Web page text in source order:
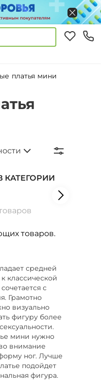
платья мини
товаров.
средней
классической
с
Грамотно
визуально
фигуру более
мини нужно
внимание
ног. Лучше
подойдет
фигура.